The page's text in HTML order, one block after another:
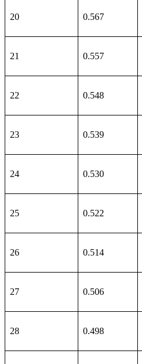
20 0.567
21 0.557
22 0.548
23 0.539
24 0.530
25 0.522
26 0.514
27 0.506
28 0.498